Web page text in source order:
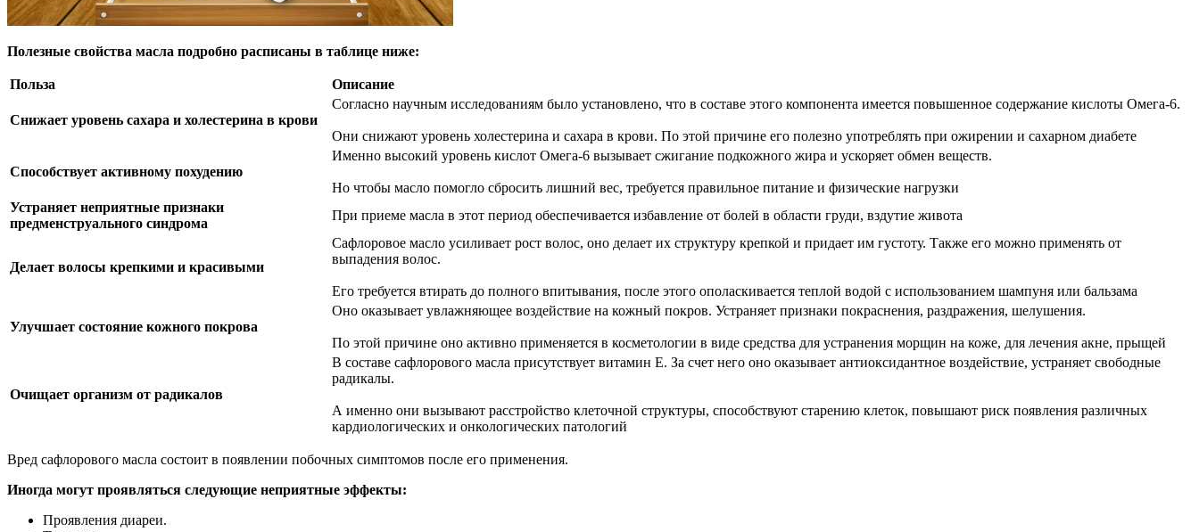
Полезные свойства масла подробно расписаны в таблице ниже:
Польза Описание
Снижает уровень сахара и холестерина в крови
Согласно научным исследованиям было установлено, что в составе этого компонента имеется повышенное содержание кислоты Омега-6.
Они снижают уровень холестерина и сахара в крови. По этой причине его полезно употреблять при ожирении и сахарном диабете
Способствует активному похудению
Именно высокий уровень кислот Омега-6 вызывает сжигание подкожного жира и ускоряет обмен веществ.
Но чтобы масло помогло сбросить лишний вес, требуется правильное питание и физические нагрузки
Устраняет неприятные признаки
предменструального синдрома
При приеме масла в этот период обеспечивается избавление от болей в области груди, вздутие живота
Делает волосы крепкими и красивыми
Сафлоровое масло усиливает рост волос, оно делает их структуру крепкой и придает им густоту. Также его можно применять от
выпадения волос.
Его требуется втирать до полного впитывания, после этого ополаскивается теплой водой с использованием шампуня или бальзама
Улучшает состояние кожного покрова
Оно оказывает увлажняющее воздействие на кожный покров. Устраняет признаки покраснения, раздражения, шелушения.
По этой причине оно активно применяется в косметологии в виде средства для устранения морщин на коже, для лечения акне, прыщей
Очищает организм от радикалов
В составе сафлорового масла присутствует витамин Е. За счет него оно оказывает антиоксидантное воздействие, устраняет свободные
радикалы.
А именно они вызывают расстройство клеточной структуры, способствуют старению клеток, повышают риск появления различных
кардиологических и онкологических патологий
Вред сафлорового масла состоит в появлении побочных симптомов после его применения.
Иногда могут проявляться следующие неприятные эффекты:
Проявления диареи.